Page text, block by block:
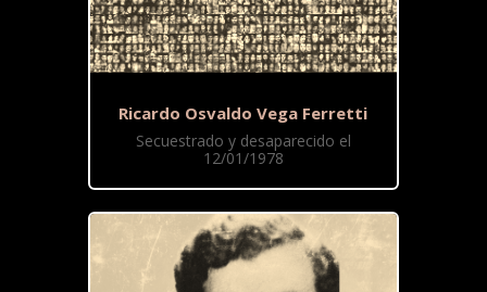
Ricardo Osvaldo Vega Ferretti
Secuestrado y desaparecido el
12/01/1978